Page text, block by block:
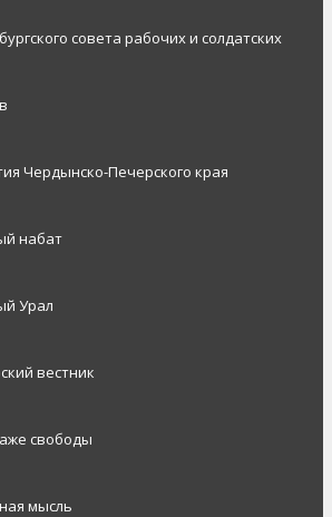
совета рабочих и солдатских
Чердынско-Печерского края
набат
Урал
вестник
свободы
мысль